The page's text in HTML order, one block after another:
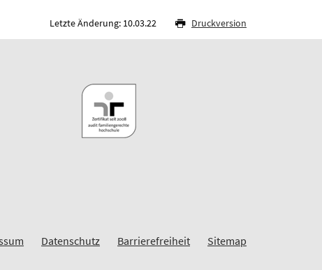
Letzte Änderung: 10.03.22 Druckversion
Datenschutz Barrierefreiheit Sitemap